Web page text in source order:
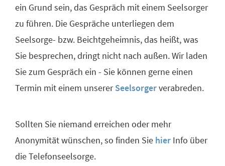
ein Grund sein, das Gespräch mit einem Seelsorger
zu führen. Die Gespräche unterliegen dem
Seelsorge- bzw. Beichtgeheimnis, das heißt, was
Sie besprechen, dringt nicht nach außen. Wir laden
Sie zum Gespräch ein - Sie können gerne einen
Termin mit einem unsererSeelsorgerverabreden.
Sollten Sie niemand erreichen oder mehr
Anonymität wünschen, so finden Sie hier Info über
die Telefonseelsorge.